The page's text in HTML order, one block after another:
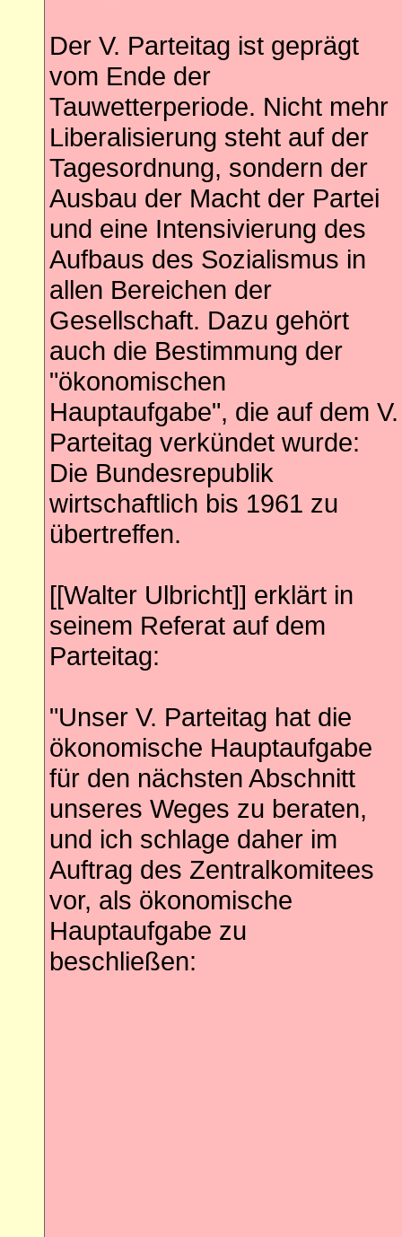
Der V. Parteitag ist geprägt
vom Ende der
Tauwetterperiode. Nicht mehr
Liberalisierung steht auf der
Tagesordnung, sondern der
Ausbau der Macht der Partei
und eine Intensivierung des
Aufbaus des Sozialismus in
allen Bereichen der
Gesellschaft. Dazu gehört
auch die Bestimmung der
"ökonomischen
Hauptaufgabe", die auf dem V.
Parteitag verkündet wurde:
Die Bundesrepublik
wirtschaftlich bis 1961 zu
übertreffen.
[[Walter Ulbricht]] erklärt in
seinem Referat auf dem
Parteitag:
"Unser V. Parteitag hat die
ökonomische Hauptaufgabe
für den nächsten Abschnitt
unseres Weges zu beraten,
und ich schlage daher im
Auftrag des Zentralkomitees
vor, als ökonomische
Hauptaufgabe zu
beschließen: